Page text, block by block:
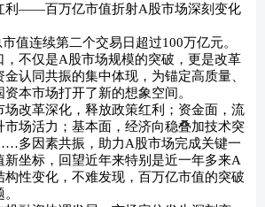
利——百万亿市值折射A股市场深刻变化
值连续第二个交易日超过100万亿元。
，不仅是A股市场规模的突破，更是改革
认同共振的集中体现，为锚定高质量、
本市场打开了新的想象空间。
场改革深化，释放政策红利；资金面，流
市场活力；基本面，经济向稳叠加技术突
多因素共振，助力A股市场完成关键一
新坐标，回望近年来特别是近一年多来A
构性变化，不难发现，百万亿市值的突破